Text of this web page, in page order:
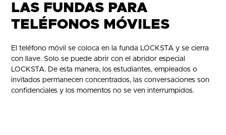
LAS FUNDAS PARA
TELÉFONOS MÓVILES
El teléfono móvil se coloca en la funda LOCKSTA y se cierra
con llave. Solo se puede abrir con el abridor especial
LOCKSTA. De esta manera, los estudiantes, empleados o
invitados permanecen concentrados, las conversaciones son
confidenciales y los momentos no se ven interrumpidos.